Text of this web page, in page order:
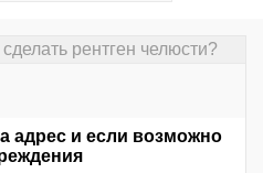
рентген челюсти?
адрес и если возможно